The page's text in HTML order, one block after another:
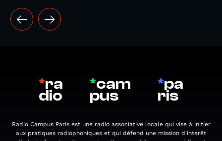
*ra
dio
*cam
pus
*pa
ris
Radio Campus Paris est une radio associative locale qui vise à initier
aux pratiques radiophoniques et qui défend une mission d'intérêt